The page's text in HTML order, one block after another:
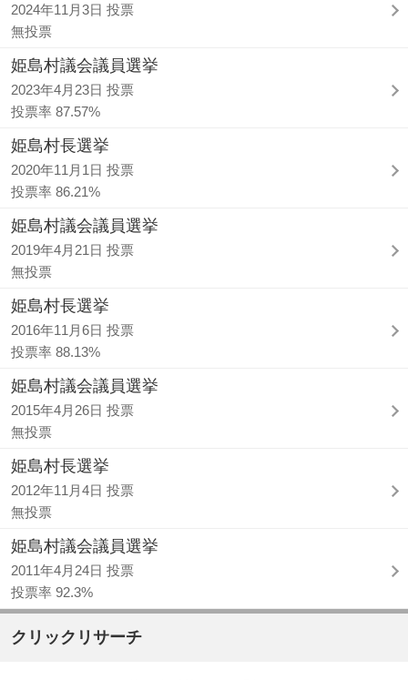
2024年11月3日 投票
無投票
姫島村議会議員選挙
2023年4月23日 投票
投票率 87.57%
姫島村長選挙
2020年11月1日 投票
投票率 86.21%
姫島村議会議員選挙
2019年4月21日 投票
無投票
姫島村長選挙
2016年11月6日 投票
投票率 88.13%
姫島村議会議員選挙
2015年4月26日 投票
無投票
姫島村長選挙
2012年11月4日 投票
無投票
姫島村議会議員選挙
2011年4月24日 投票
投票率 92.3%
クリックリサーチ